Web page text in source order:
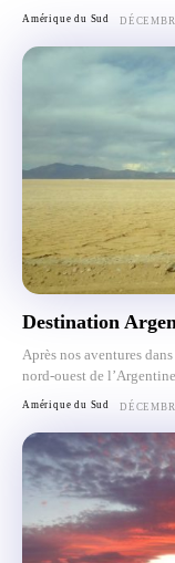
Amérique du Sud
Destination
Après nos aventures
nord-ouest de
Amérique du Sud